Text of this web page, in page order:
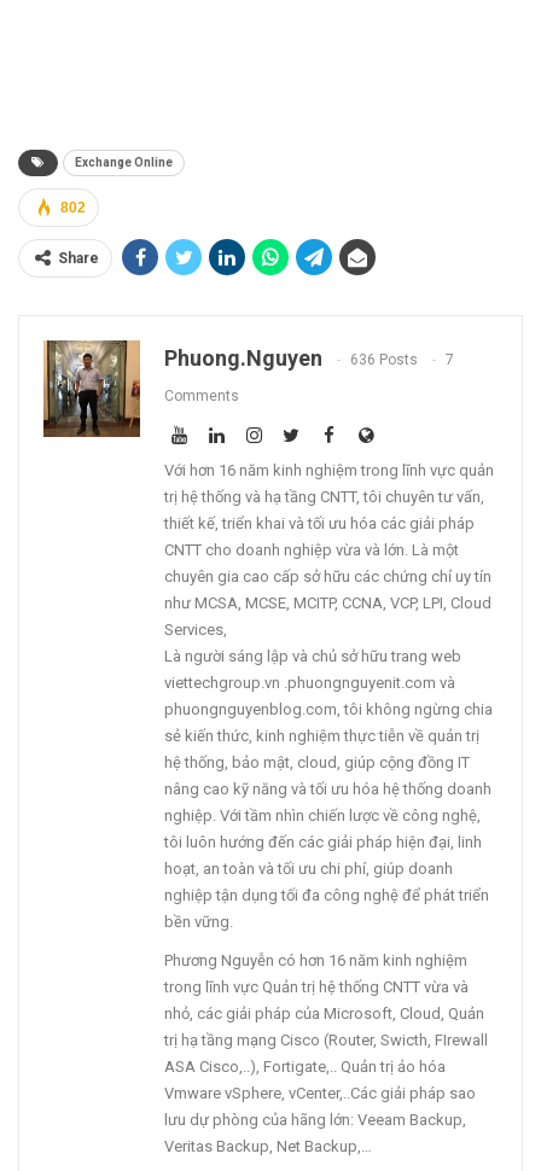
Exchange Online
802
Share
Phuong.nguyen 636 Posts 7
Comments
Với hơn 16 năm kinh nghiệm trong lĩnh vực quản
trị hệ thống và hạ tầng CNTT, tôi chuyên tư vấn,
thiết kế, triển khai và tối ưu hóa các giải pháp
CNTT cho doanh nghiệp vừa và lớn. Là một
chuyên gia cao cấp sở hữu các chứng chỉ uy tín
như MCSA, MCSE, MCITP, CCNA, VCP, LPI, Cloud
Services,
Là người sáng lập và chủ sở hữu trang web
viettechgroup.vn .phuongnguyenit.com và
phuongnguyenblog.com, tôi không ngừng chia
sẻ kiến thức, kinh nghiệm thực tiễn về quản trị
hệ thống, bảo mật, cloud, giúp cộng đồng IT
nâng cao kỹ năng và tối ưu hóa hệ thống doanh
nghiệp. Với tầm nhìn chiến lược về công nghệ,
tôi luôn hướng đến các giải pháp hiện đại, linh
hoạt, an toàn và tối ưu chi phí, giúp doanh
nghiệp tận dụng tối đa công nghệ để phát triển
bền vững.
Phương Nguyễn có hơn 16 năm kinh nghiệm
trong lĩnh vực Quản trị hệ thống CNTT vừa và
nhỏ, các giải pháp của Microsoft, Cloud, Quản
trị hạ tầng mạng Cisco (Router, Swicth, FIrewall
ASA Cisco,..), Fortigate,.. Quản trị ảo hóa
Vmware vSphere, vCenter,..Các giải pháp sao
lưu dự phòng của hãng lớn: Veeam Backup,
Veritas Backup, Net Backup,…